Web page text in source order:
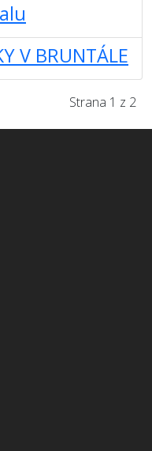
V BRUNTÁLE
Strana 1 z 2